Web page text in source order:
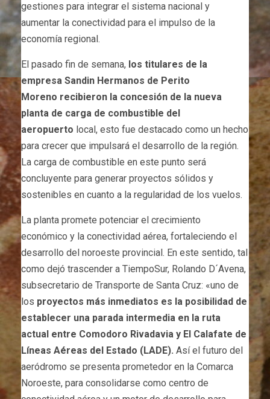
gestiones para integrar el sistema nacional y
aumentar la conectividad para el impulso de la
economía regional.
El pasado fin de semana, los titulares de la
empresa Sandin Hermanos de Perito
Moreno recibieron la concesión de la nueva
planta de carga de combustible del
aeropuerto local, esto fue destacado como un hecho
para crecer que impulsará el desarrollo de la región.
La carga de combustible en este punto será
concluyente para generar proyectos sólidos y
sostenibles en cuanto a la regularidad de los vuelos.
La planta promete potenciar el crecimiento
económico y la conectividad aérea, fortaleciendo el
desarrollo del noroeste provincial. En este sentido, tal
como dejó trascender a TiempoSur, Rolando D´Avena,
subsecretario de Transporte de Santa Cruz: «uno de
los proyectos más inmediatos es la posibilidad de
establecer una parada intermedia en la ruta
actual entre Comodoro Rivadavia y El Calafate de
Líneas Aéreas del Estado (LADE). Así el futuro del
aeródromo se presenta prometedor en la Comarca
Noroeste, para consolidarse como centro de